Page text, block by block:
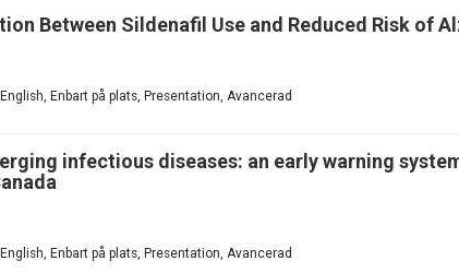
Between Sildenafil Use and Reduced Risk of
Enbart på plats, Presentation, Avancerad
infectious diseases: an early warning
Enbart på plats, Presentation, Avancerad